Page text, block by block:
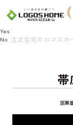
注文住宅のロゴスホ
帯
区画
Cookie を使用して、お
プライバシーを極めて
は、当社
Yes
No